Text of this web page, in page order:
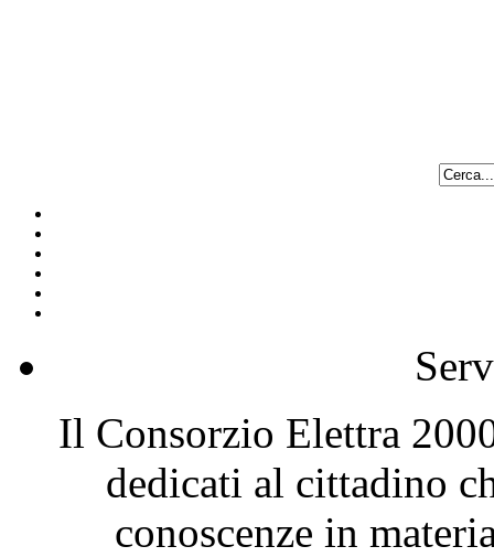
Il Consorzio Elettra
dedicati al cittadino
conoscenze in